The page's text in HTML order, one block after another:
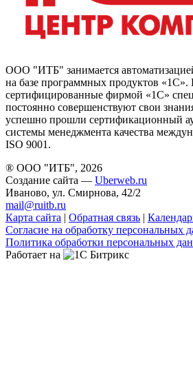
ООО "ИТБ" занимается
на базе программных продуктов
сертифицированные фирмой «1С»
постоянно совершенствуют свои
успешно прошли сертификационный
системы менеджмента качества
ISO 9001.
® ООО "ИТБ", 2026
Создание сайта — Uberweb.ru
Иваново, ул. Смирнова, 42/2
mail@ruitb.ru
Карта сайта | Обратная связь |
Согласие на обработку персональных
Политика обработки персональных
Работает на